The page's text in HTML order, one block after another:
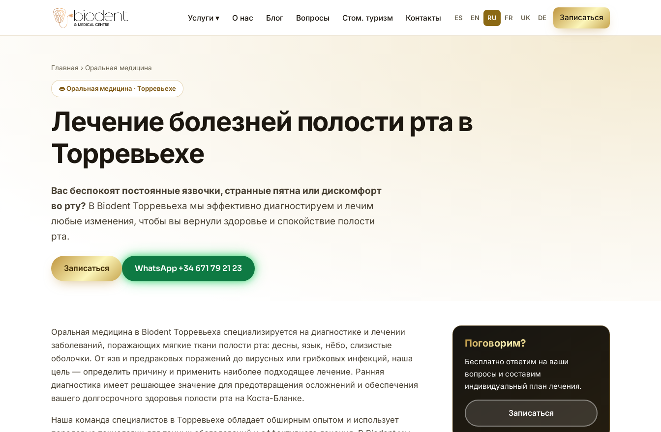
Услуги ▾ О нас Блог Вопросы Стом. туризм Контакты ES EN RU FR UK DE Записаться
Главная › Оральная медицина
👄 Оральная медицина · Торревьехе
Лечение болезней полости рта в
Торревьехе
Вас беспокоят постоянные язвочки, странные пятна или дискомфорт
во рту? В Biodent Торревьеха мы эффективно диагностируем и лечим
любые изменения, чтобы вы вернули здоровье и спокойствие полости
рта.
Записаться WhatsApp +34 671 79 21 23
Оральная медицина в Biodent Торревьеха специализируется на диагностике и лечении
заболеваний, поражающих мягкие ткани полости рта: десны, язык, нёбо, слизистые
оболочки. От язв и предраковых поражений до вирусных или грибковых инфекций, наша
цель — определить причину и применить наиболее подходящее лечение. Ранняя
диагностика имеет решающее значение для предотвращения осложнений и обеспечения
вашего долгосрочного здоровья полости рта на Коста-Бланке.
Наша команда специалистов в Торревьехе обладает обширным опытом и использует
Поговорим?
Бесплатно ответим на ваши
вопросы и составим
индивидуальный план лечения.
Записаться